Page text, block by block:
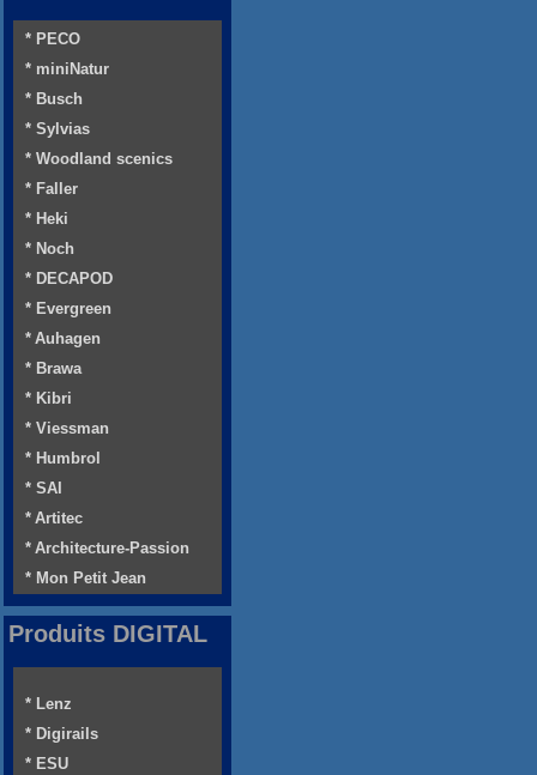
* PECO
* miniNatur
* Busch
* Sylvias
* Woodland scenics
* Faller
* Heki
* Noch
* DECAPOD
* Evergreen
* Auhagen
* Brawa
* Kibri
* Viessman
* Humbrol
* SAI
* Artitec
* Architecture-Passion
* Mon Petit Jean
Produits DIGITAL
* Lenz
* Digirails
* ESU